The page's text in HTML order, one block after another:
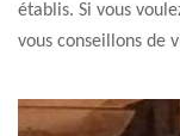
établis. Si vous
vous conseillons de